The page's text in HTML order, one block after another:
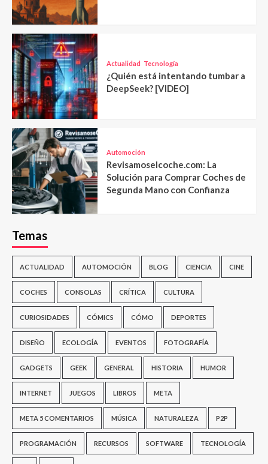
Actualidad Tecnología
¿Quién está intentando tumbar a
DeepSeek? [VIDEO]
Automoción
Revisamoselcoche.com: La
Solución para Comprar Coches de
Segunda Mano con Confianza
Temas
ACTUALIDAD AUTOMOCIÓN BLOG CIENCIA CINE
COCHES CONSOLAS CRÍTICA CULTURA
CURIOSIDADES CÓMICS CÓMO DEPORTES
DISEÑO ECOLOGÍA EVENTOS FOTOGRAFÍA
GADGETS GEEK GENERAL HISTORIA HUMOR
INTERNET JUEGOS LIBROS META
META 5 COMENTARIOS MÚSICA NATURALEZA P2P
PROGRAMACIÓN RECURSOS SOFTWARE TECNOLOGÍA